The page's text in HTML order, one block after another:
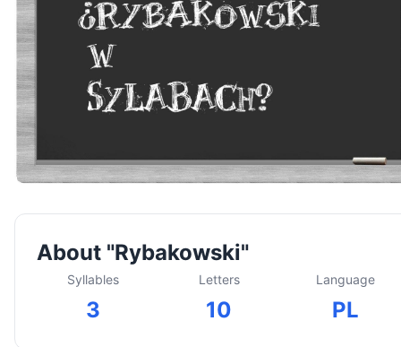
About "Rybakowski"
Syllables
3
Letters
10
Language
PL